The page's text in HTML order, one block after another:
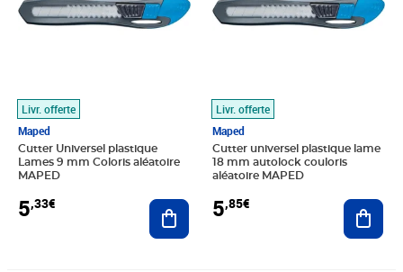
Livr. offerte
Maped
Cutter Universel plastique
Lames 9 mm Coloris aléatoire
MAPED
5,33€ Ajouter au panier
Livr. offerte
Maped
Cutter universel plastique lame
18 mm autolock couloris
aléatoire MAPED
5,85€